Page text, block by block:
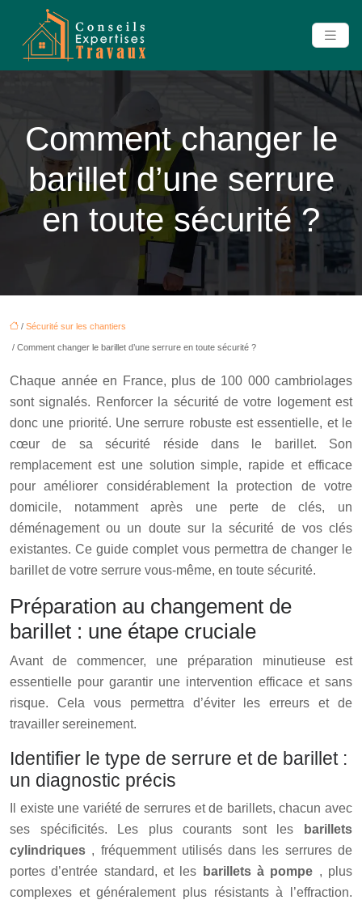
Comment changer le
barillet d’une serrure
en toute sécurité ?
/ Sécurité sur les chantiers
/ Comment changer le barillet d’une serrure en toute sécurité ?
Chaque année en France, plus de 100 000 cambriolages
sont signalés. Renforcer la sécurité de votre logement est
donc une priorité. Une serrure robuste est essentielle, et le
cœur de sa sécurité réside dans le barillet. Son
remplacement est une solution simple, rapide et efficace
pour améliorer considérablement la protection de votre
domicile, notamment après une perte de clés, un
déménagement ou un doute sur la sécurité de vos clés
existantes. Ce guide complet vous permettra de changer le
barillet de votre serrure vous-même, en toute sécurité.
Préparation au changement de
barillet : une étape cruciale
Avant de commencer, une préparation minutieuse est
essentielle pour garantir une intervention efficace et sans
risque. Cela vous permettra d’éviter les erreurs et de
travailler sereinement.
Identifier le type de serrure et de barillet :
un diagnostic précis
Il existe une variété de serrures et de barillets, chacun avec
ses spécificités. Les plus courants sont les
barillets
cylindriques , fréquemment utilisés dans les serrures de
portes d’entrée standard, et les
barillets à pompe , plus
complexes et généralement plus résistants à l’effraction.